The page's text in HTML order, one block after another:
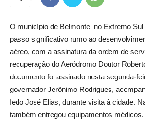
O município de Belmonte, no Extremo Sul
passo significativo rumo ao
aéreo, com a assinatura da ordem de
recuperação do Aeródromo Doutor
documento foi assinado nesta segunda-
governador Jerônimo Rodrigues,
Iedo José Elias, durante visita à cidade.
também entregou equipamentos médicos.